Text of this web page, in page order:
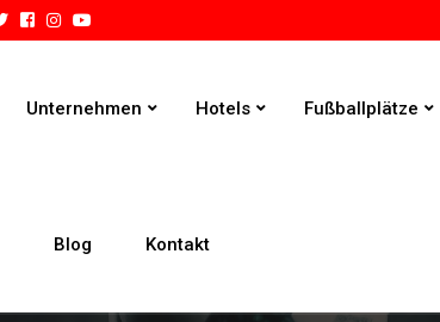
Unternehmen Hotels Fußballplätze
Blog Kontakt